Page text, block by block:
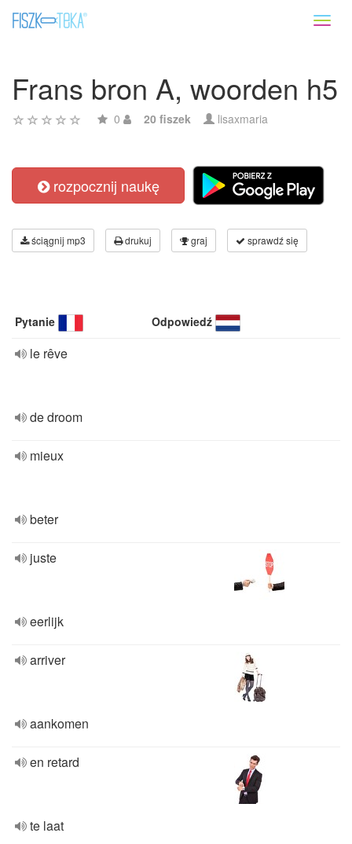
Frans bron A, woorden h5
0 20 fiszek lisaxmaria
rozpocznij naukę
ściągnij mp3 drukuj graj sprawdź się
Pytanie Odpowiedź
le rêve
de droom
mieux
beter
juste
eerlijk
arriver
aankomen
en retard
te laat